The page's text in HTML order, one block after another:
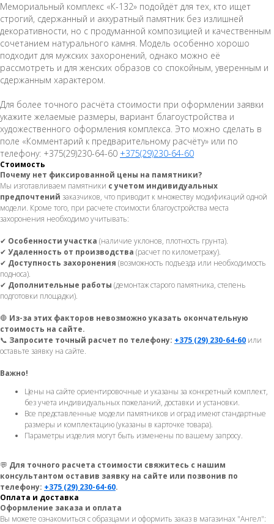
Мемориальный комплекс «К-132» подойдёт для тех, кто ищет
строгий, сдержанный и аккуратный памятник без излишней
декоративности, но с продуманной композицией и качественным
сочетанием натурального камня. Модель особенно хорошо
подходит для мужских захоронений, однако можно её
рассмотреть и для женских образов со спокойным, уверенным и
сдержанным характером.
Для более точного расчёта стоимости при оформлении заявки
укажите желаемые размеры, вариант благоустройства и
художественного оформления комплекса. Это можно сделать в
поле «Комментарий к предварительному расчёту» или по
телефону: +375(29)230-64-60 +375(29)230-64-60
Стоимость
Почему нет фиксированной цены на памятники?
Мы изготавливаем памятники с учетом индивидуальных
предпочтений заказчиков, что приводит к множеству модификаций одной
модели. Кроме того, при расчете стоимости благоустройства места
захоронения необходимо учитывать:
✔ Особенности участка (наличие уклонов, плотность грунта).
✔ Удаленность от производства (расчет по километражу).
✔ Доступность захоронения (возможность подъезда или необходимость
подноса).
✔ Дополнительные работы (демонтаж старого памятника, степень
подготовки площадки).
🛑 Из-за этих факторов невозможно указать окончательную
стоимость на сайте.
📞 Запросите точный расчет по телефону: +375 (29) 230-64-60 или
оставьте заявку на сайте.
Важно!
Цены на сайте ориентировочные и указаны за конкретный комплект,
без учета индивидуальных пожеланий, доставки и установки.
Все представленные модели памятников и оград имеют стандартные
размеры и комплектацию (указаны в карточке товара).
Параметры изделия могут быть изменены по вашему запросу.
💬 Для точного расчета стоимости свяжитесь с нашим
консультантом оставив заявку на сайте или позвонив по
телефону: +375 (29) 230-64-60.
Оплата и доставка
Оформление заказа и оплата
Вы можете ознакомиться с образцами и оформить заказ в магазинах "Ангел":